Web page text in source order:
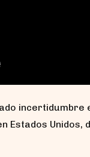
Unidos,